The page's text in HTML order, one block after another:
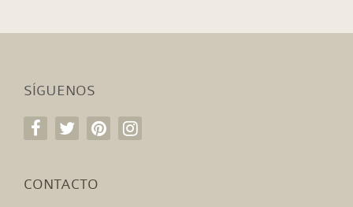
SÍGUENOS
CONTACTO